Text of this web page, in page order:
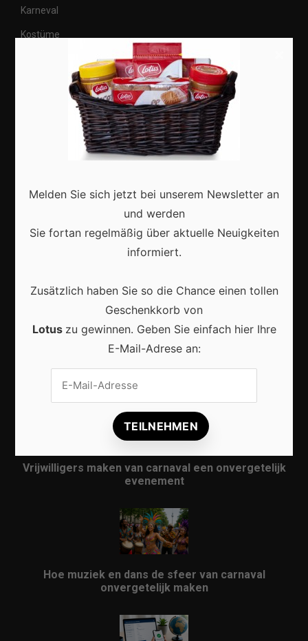
Karneval
Kostüme
Karneval in Deutschland: Traditionen, Kostüme und
Vrijwilligers maken van carnaval een onvergetelijk
evenement
Hoe muziek en dans de sfeer van carnaval
onvergetelijk maken
Melden Sie sich jetzt bei unserem Newsletter an
und werden
Sie fortan regelmäßig über aktuelle Neuigkeiten
informiert.
Zusätzlich haben Sie so die Chance einen tollen
Geschenkkorb von
Lotus zu gewinnen. Geben Sie einfach hier Ihre
E-Mail-Adrese an: